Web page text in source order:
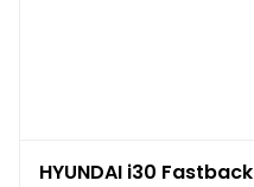
HYUNDAI i30 Fastback